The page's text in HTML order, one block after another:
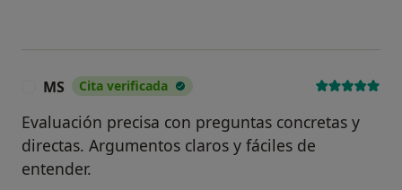
MS Cita verificada
Evaluación precisa con preguntas concretas y
directas. Argumentos claros y fáciles de
entender.